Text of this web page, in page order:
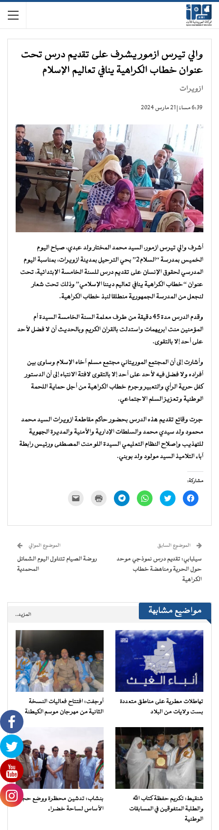
والي تيرس ازمور يشرف على تقديم درس تحت
عنوان خطاب الكراهية ينافي تعاليم الإسلام
ازويرات
6:39 مساءً | 21 مارس 2024
أشرف والي تيرس ازمور، السيد محمد المختار ولد عبدي، صباح اليوم
الخميس بمدرسة “السلام2” بحي الترحيل بمدينة ازويرات، بمناسبة اليوم
المدرسي لحقوق الإنسان على تقديم درس للسنة الخامسة الإبتدائية، تحت
عنوان “خطاب الكراهية ينافي تعاليم ديننا الإسلامي” وذلك تحت شعار
لنجعل من المدرسة الجمهورية منطلقا لنبذ خطاب الكراهية.
وقدم الدرس مدة 45 دقيقة من طرف معلمة السنة الخامسة السيدة أم
المؤمنين منت ابريهمات واستدلت بالقران الكريم وبالحديث أن لا فضل لأحد
على أحد إلا بالتقوى.
وأشارت إلى أن المجتمع الموريتاني مجتمع مسلم آخاه الإسلام وساوى بين
أفراده ولا فضل فيه لأحد على أحد إلا بالتقوى لافتة الانتباه إلى أن الدستور
كفل حرية الرأي والتعبير وجرم خطاب الكراهية من أجل حماية اللحمة
الوطنية وتعزيز السلم الاجتماعي.
جرت وقائع تقديم هذه الدرس بحضور حاكم مقاطعة ازويرات السيد محمد
محمود ولد سيدي محمد والسلطات الإدارية والأمنية والمديرة الجهوية
للتهذيب وإصلاح النظام التعليمي السيدة اللو منت المصطفى ورئيس رابطة
آباء التلاميذ السيد مولود ولد بوبني.
مشاركة:
انقر
للمشاركة
في
اضغط
للمشاركة
في
انقر
للمشاركة
في
انقر
للمشاركة
في
للطباعة
جديدة) الإلكتروني
نافذة
جديدة)
الموضوع السابق
سيلبابي: تقديم درس نموذجي موحد
حول الحرية ومناهضة خطاب
الكراهية
الموضوع الموالي
روضة الصيام تتناول اليوم الشمائل
المحمدية
مواضيع مشابهة المزيد..
تهاطلات مطرية على مناطق متعددة
بست ولايات من البلاد
أوجفت: افتتاح فعاليات النسخة
الثانية من مهرجان موسم الكيطنة
شنقيط: تكريم حفظة كتاب الله
والطلبة المتفوقين في المسابقات
الوطنية
بنشاب: تدشين محظرة ووضع حجر
الأساس لساحة خضراء